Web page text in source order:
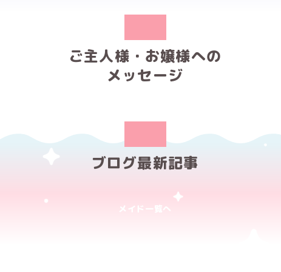
ご主人様・お嬢様への
メッセージ
ブログ最新記事
メイド一覧へ